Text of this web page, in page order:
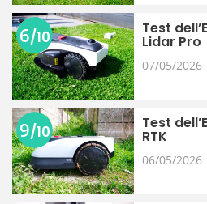
Test
Lidar Pro
07/05/2026
6/10
Test
RTK
06/05/2026
9/10